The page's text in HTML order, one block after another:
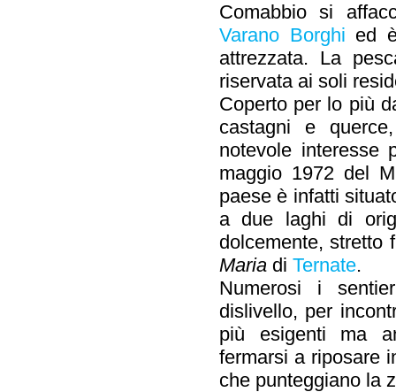
Comabbio si
Varano Borghi ed
attrezzata. La
riservata ai soli
Coperto per lo più
castagni e
notevole interesse
maggio 1972 del
paese è infatti
a due laghi di
dolcemente, stretto
Maria di Ternate.
Numerosi i
dislivello, per
più esigenti ma
fermarsi a riposare
che punteggiano la